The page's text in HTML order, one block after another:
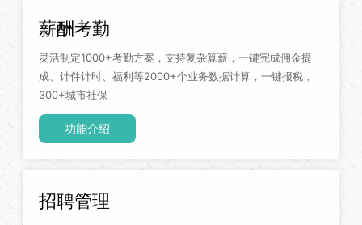
薪酬考勤
灵活制定1000+考勤方案，支持复杂算薪，一键完成佣金提
成、计件计时、福利等2000+个业务数据计算，一键报税，
300+城市社保
功能介绍
招聘管理